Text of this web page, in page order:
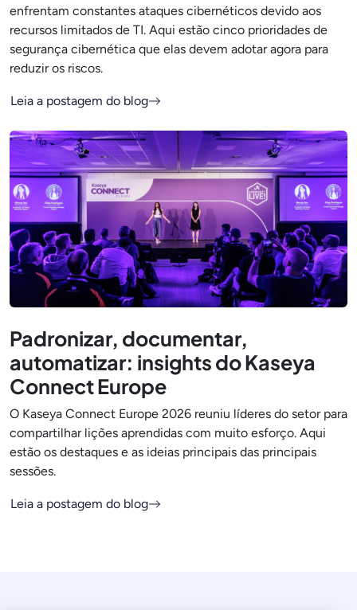
enfrentam constantes ataques cibernéticos devido aos
recursos limitados de TI. Aqui estão cinco prioridades de
segurança cibernética que elas devem adotar agora para
reduzir os riscos.
Leia a postagem do blog
Padronizar, documentar,
automatizar: insights do Kaseya
Connect Europe
O Kaseya Connect Europe 2026 reuniu líderes do setor para
compartilhar lições aprendidas com muito esforço. Aqui
estão os destaques e as ideias principais das principais
sessões.
Leia a postagem do blog